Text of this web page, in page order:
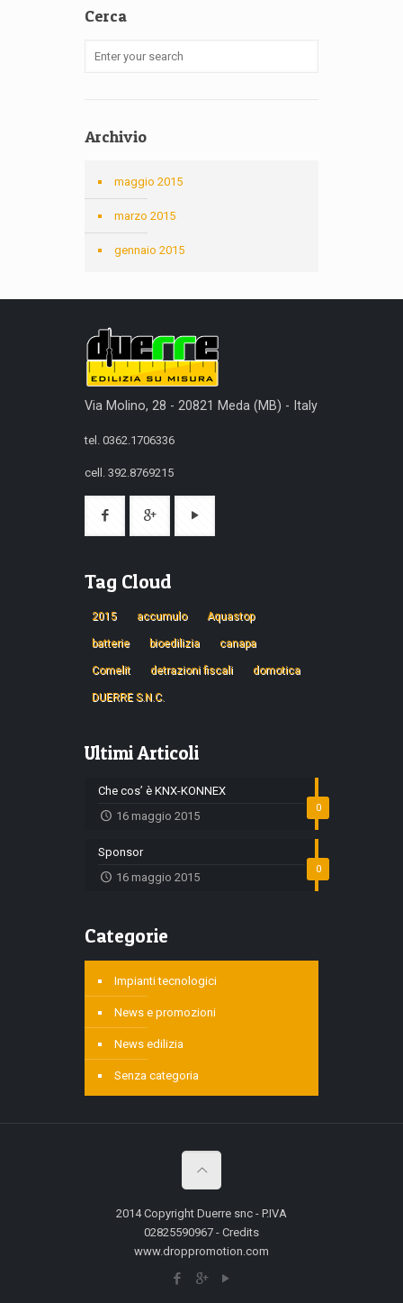
Cerca
Archivio
maggio 2015
marzo 2015
gennaio 2015
Via Molino, 28 - 20821 Meda (MB) - Italy
tel. 0362.1706336
cell. 392.8769215
Tag Cloud
2015 accumulo Aquastop
batterie bioedilizia canapa
Comelit detrazioni fiscali domotica
DUERRE S.N.C.
Ultimi Articoli
0
Che cos’ è KNX-KONNEX
16 maggio 2015
0
Sponsor
16 maggio 2015
Categorie
Impianti tecnologici
News e promozioni
News edilizia
Senza categoria
2014 Copyright Duerre snc - P.IVA
02825590967 - Credits
www.droppromotion.com